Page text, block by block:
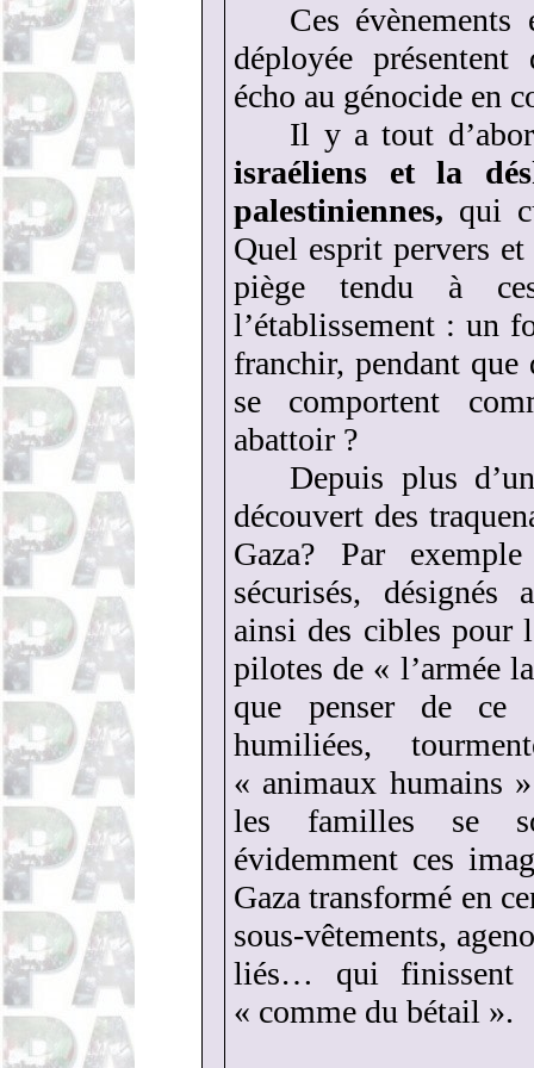
Ces
déployée
écho au génocide en
Il y a tout
israéliens et la
palestiniennes, qui
Quel esprit pervers
piège tendu à
l’établissement : un
franchir, pendant que
se comportent
abattoir ?
Depuis plus
découvert des
Gaza? Par
sécurisés, désignés
ainsi des cibles pour
pilotes de « l’armée
que penser de ce
humiliées,
« animaux humains
les familles se
évidemment ces
Gaza transformé en
sous-vêtements,
liés… qui finissent
« comme du bétail ».